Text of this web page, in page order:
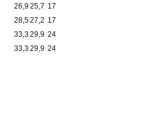
26,9 25,7 17
28,527,2 17
33,3 29,9 24
33,3 29,9 24